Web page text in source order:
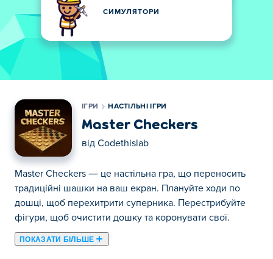
СИМУЛЯТОРИ
ІГРИ НАСТІЛЬНІ ІГРИ
Master Checkers
від Codethislab
Master Checkers — це настільна гра, що переносить
традиційні шашки на ваш екран. Плануйте ходи по
дошці, щоб перехитрити суперника. Перестрибуйте
фігури, щоб очистити дошку та коронувати свої.
ПОКАЗАТИ БІЛЬШЕ